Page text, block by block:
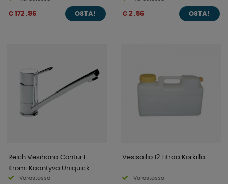
€ 172 .96 OSTA! € 2 .56 OSTA!
Reich Vesihana Contur E
Kromi Kääntyvä Uniquick
Varastossa
Vesisäiliö 12 Litraa Korkilla
Varastossa